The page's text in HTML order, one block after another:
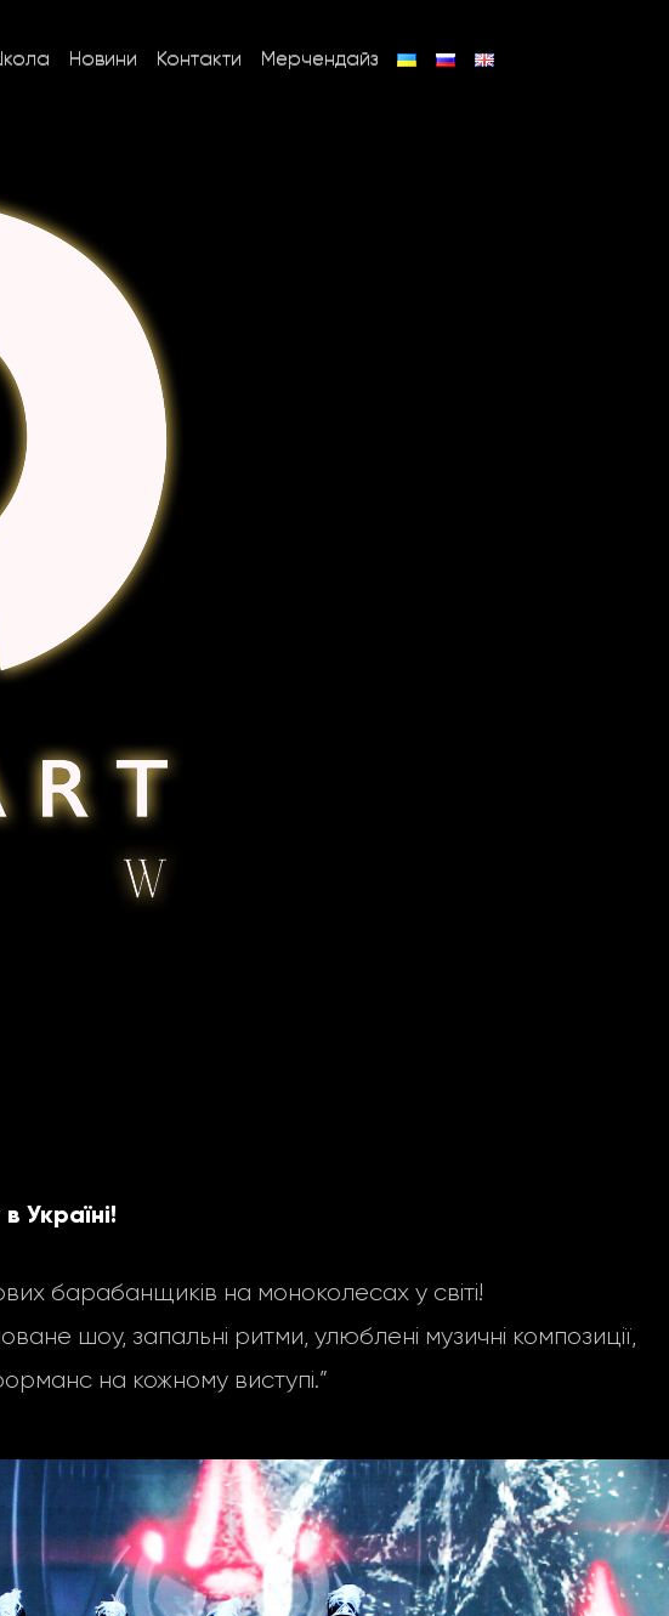
Новини Контакти Мерчендайз
Україні!
барабанщиків на моноколесах у світі!
шоу, запальні ритми, улюблені музичні композиції,
на кожному виступі.”